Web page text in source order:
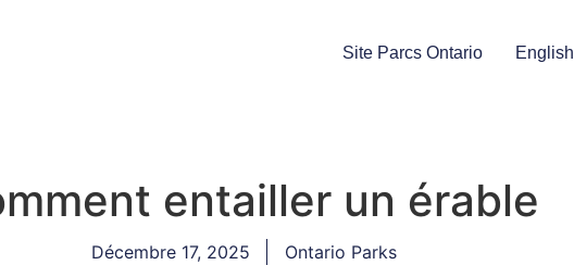
Site Parcs Ontario English
entailler un érable
Décembre 17, 2025 Ontario Parks